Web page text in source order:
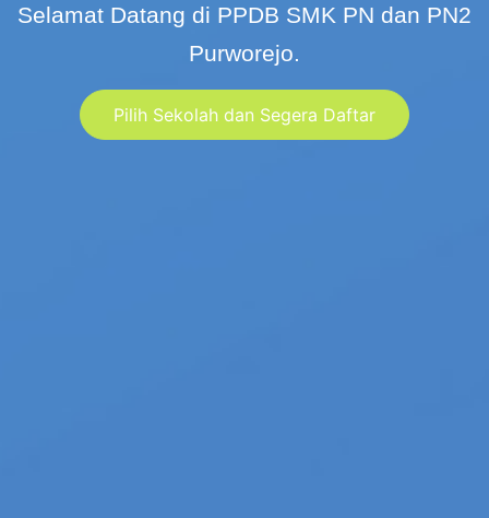
Selamat Datang di PPDB SMK PN dan PN2
Purworejo.
Pilih Sekolah dan Segera Daftar